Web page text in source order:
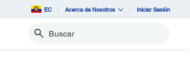
EC Acerca de Nosotros Iniciar Sesión
Buscar